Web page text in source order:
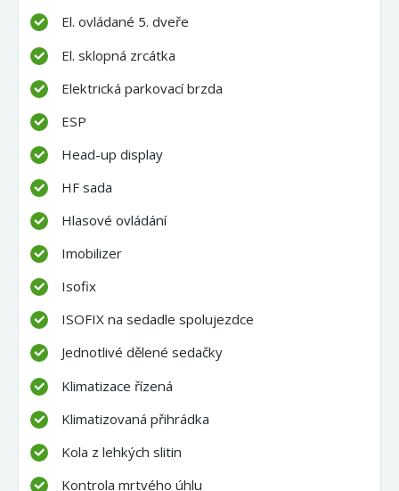
El. ovládané 5. dveře
El. sklopná zrcátka
Elektrická parkovací brzda
ESP
Head-up display
HF sada
Hlasové ovládání
Imobilizer
Isofix
ISOFIX na sedadle spolujezdce
Jednotlivé dělené sedačky
Klimatizace řízená
Klimatizovaná přihrádka
Kola z lehkých slitin
Kontrola mrtvého úhlu